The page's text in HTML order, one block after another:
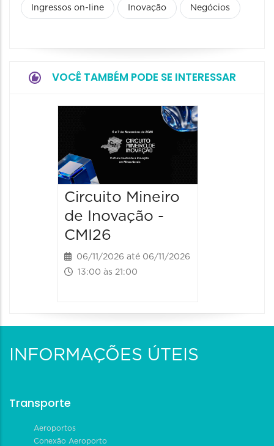
Ingressos on-line Inovação Negócios
VOCÊ TAMBÉM PODE SE INTERESSAR
Circuito Mineiro
de Inovação -
CMI26
06/11/2026 até 06/11/2026
13:00 às 21:00
INFORMAÇÕES ÚTEIS
Transporte
Aeroportos
Conexão Aeroporto